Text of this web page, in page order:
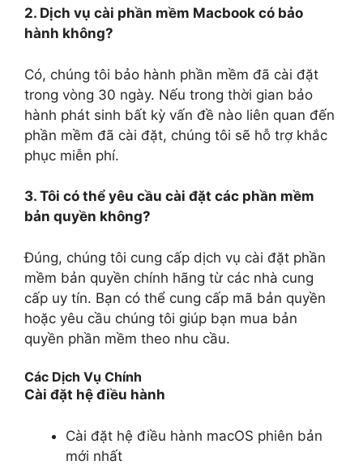
2. Dịch vụ cài phần mềm Macbook có bảo
hành không?
Có, chúng tôi bảo hành phần mềm đã cài đặt
trong vòng 30 ngày. Nếu trong thời gian bảo
hành phát sinh bất kỳ vấn đề nào liên quan đến
phần mềm đã cài đặt, chúng tôi sẽ hỗ trợ khắc
phục miễn phí.
3. Tôi có thể yêu cầu cài đặt các phần mềm
bản quyền không?
Đúng, chúng tôi cung cấp dịch vụ cài đặt phần
mềm bản quyền chính hãng từ các nhà cung
cấp uy tín. Bạn có thể cung cấp mã bản quyền
hoặc yêu cầu chúng tôi giúp bạn mua bản
quyền phần mềm theo nhu cầu.
Các Dịch Vụ Chính
Cài đặt hệ điều hành
Cài đặt hệ điều hành macOS phiên bản
mới nhất